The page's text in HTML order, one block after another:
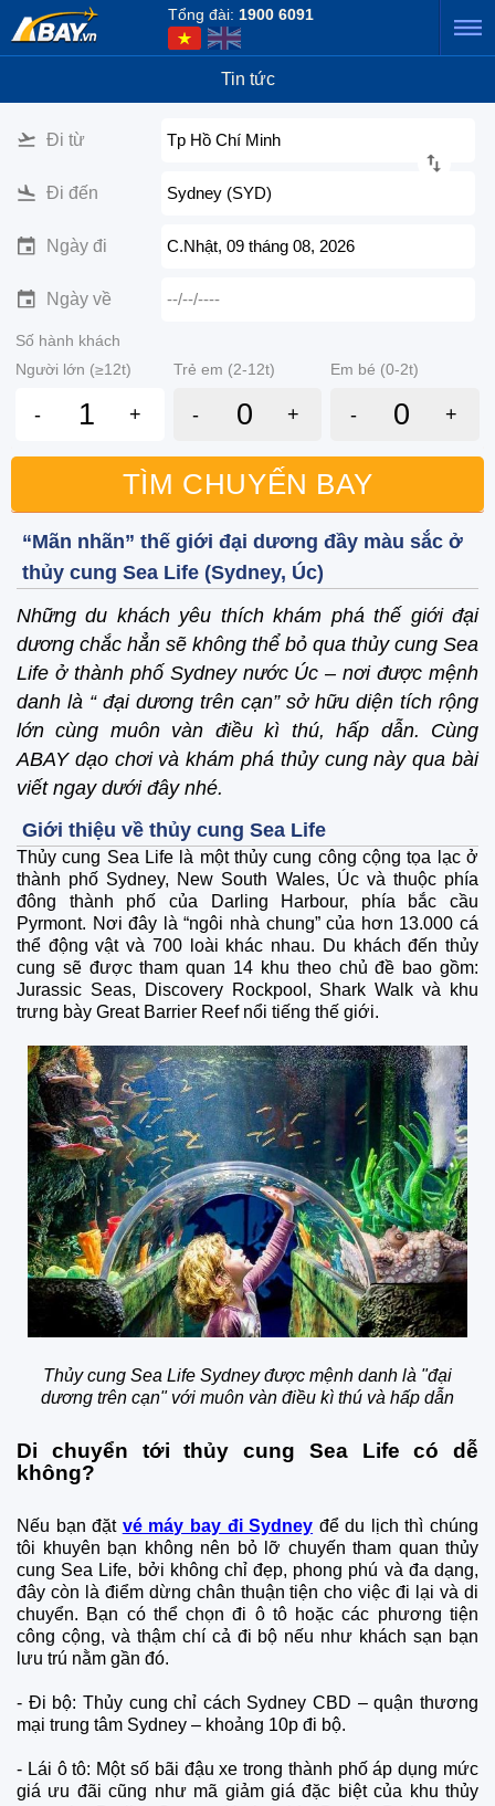
Tổng đài: 1900 6091
Tin tức
Đi từ Tp Hồ Chí Minh
Đi đến Sydney (SYD)
Ngày đi C.Nhật, 09 tháng 08, 2026
Ngày về --/--/----
Số hành khách
Người lớn (≥12t)
Trẻ em (2-12t) Em bé (0-2t)
- + - + - +
TÌM CHUYẾN BAY
“Mãn nhãn” thế giới đại dương đầy màu sắc ở
thủy cung Sea Life (Sydney, Úc)
Những du khách yêu thích khám phá thế giới đại
dương chắc hẳn sẽ không thể bỏ qua thủy cung Sea
Life ở thành phố Sydney nước Úc – nơi được mệnh
danh là “ đại dương trên cạn” sở hữu diện tích rộng
lớn cùng muôn vàn điều kì thú, hấp dẫn. Cùng
ABAY dạo chơi và khám phá thủy cung này qua bài
viết ngay dưới đây nhé.
Giới thiệu về thủy cung Sea Life
Thủy cung Sea Life là một thủy cung công cộng tọa lạc ở
thành phố Sydney, New South Wales, Úc và thuộc phía
đông thành phố của Darling Harbour, phía bắc cầu
Pyrmont. Nơi đây là “ngôi nhà chung” của hơn 13.000 cá
thể động vật và 700 loài khác nhau. Du khách đến thủy
cung sẽ được tham quan 14 khu theo chủ đề bao gồm:
Jurassic Seas, Discovery Rockpool, Shark Walk và khu
trưng bày Great Barrier Reef nổi tiếng thế giới.
Thủy cung Sea Life Sydney được mệnh danh là "đại
dương trên cạn" với muôn vàn điều kì thú và hấp dẫn
Di chuyển tới thủy cung Sea Life có dễ
không?
Nếu bạn đặt vé máy bay đi Sydney để du lịch thì chúng
tôi khuyên bạn không nên bỏ lỡ chuyến tham quan thủy
cung Sea Life, bởi không chỉ đẹp, phong phú và đa dạng,
đây còn là điểm dừng chân thuận tiện cho việc đi lại và di
chuyển. Bạn có thể chọn đi ô tô hoặc các phương tiện
công cộng, và thậm chí cả đi bộ nếu như khách sạn bạn
lưu trú nằm gần đó.
- Đi bộ: Thủy cung chỉ cách Sydney CBD – quận thương
mại trung tâm Sydney – khoảng 10p đi bộ.
- Lái ô tô: Một số bãi đậu xe trong thành phố áp dụng mức
giá ưu đãi cũng như mã giảm giá đặc biệt của khu thủy